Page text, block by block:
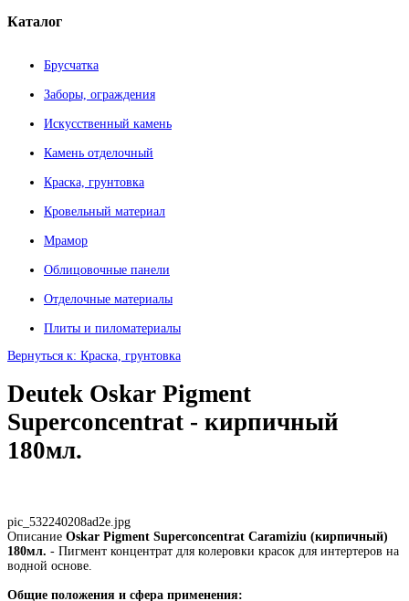
Каталог
Брусчатка
Заборы, ограждения
Искусственный камень
Камень отделочный
Краска, грунтовка
Кровельный материал
Мрамор
Облицовочные панели
Отделочные материалы
Плиты и пиломатериалы
Вернуться к: Краска, грунтовка
Deutek Oskar Pigment
Superconcentrat - кирпичный
180мл.
pic_532240208ad2e.jpg
Описание Oskar Pigment Superconcentrat Caramiziu (кирпичный)
180мл. - Пигмент концентрат для колеровки красок для интертеров на
водной основе.
Общие положения и сфера применения: